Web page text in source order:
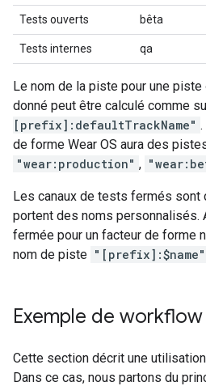
Tests ouverts bêta
Tests internes qa
Le nom de la piste pour une
donné peut être calculé comme
[prefix]:defaultTrackName"
de forme Wear OS aura des
"wear:production" ,
Les canaux de tests fermés sont
portent des noms personnalisés.
fermée pour un facteur de forme
nom de piste "[prefix]:$name"
Exemple de workflow
Cette section décrit une
Dans ce cas, nous partons du